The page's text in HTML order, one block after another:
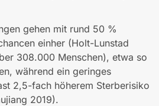
gehen mit rund 50 %
einher (Holt-Lunstad
308.000 Menschen), etwa so
während ein geringes
2,5-fach höherem Sterberisiko
2019).